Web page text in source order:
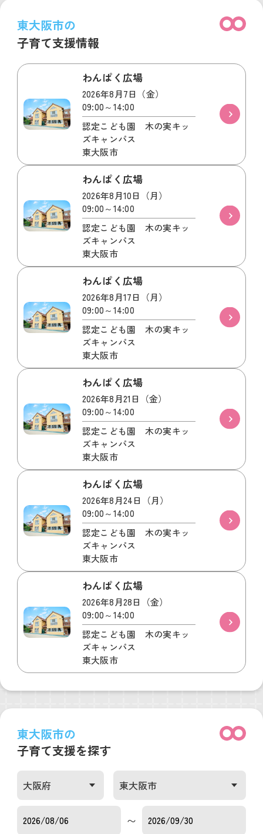
東大阪市の
子育て支援情報
わんぱく広場
2026年8月7日（金）
09:00～14:00
認定こども園 木の実キッ
ズキャンパス
東大阪市
わんぱく広場
2026年8月10日（月）
09:00～14:00
認定こども園 木の実キッ
ズキャンパス
東大阪市
わんぱく広場
2026年8月17日（月）
09:00～14:00
認定こども園 木の実キッ
ズキャンパス
東大阪市
わんぱく広場
2026年8月21日（金）
09:00～14:00
認定こども園 木の実キッ
ズキャンパス
東大阪市
わんぱく広場
2026年8月24日（月）
09:00～14:00
認定こども園 木の実キッ
ズキャンパス
東大阪市
わんぱく広場
2026年8月28日（金）
09:00～14:00
認定こども園 木の実キッ
ズキャンパス
東大阪市
東大阪市の
子育て支援を探す
〜